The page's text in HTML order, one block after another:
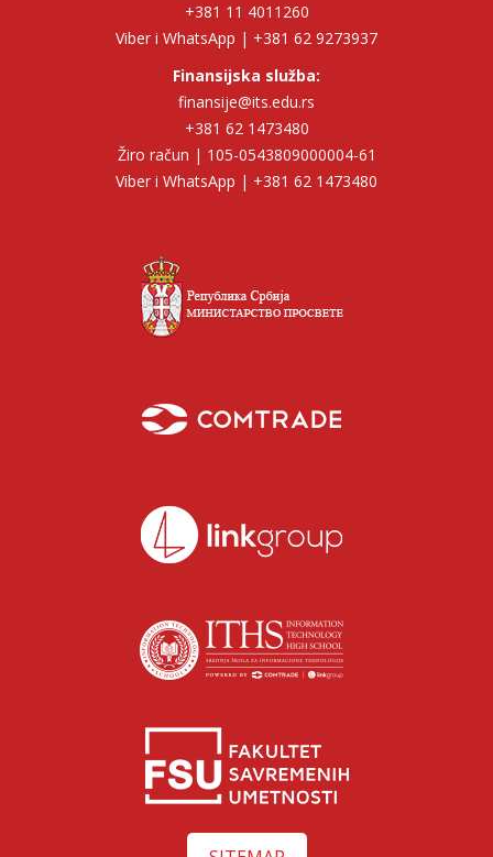
+381 11 4011260
Viber i WhatsApp | +381 62 9273937
Finansijska služba:
finansije@its.edu.rs
+381 62 1473480
Žiro račun | 105-0543809000004-61
Viber i WhatsApp | +381 62 1473480